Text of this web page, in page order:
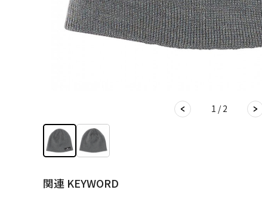
1 / 2
関連 KEYWORD